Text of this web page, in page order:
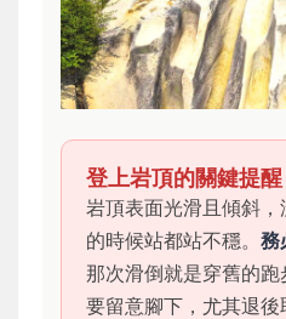
登上岩頂的關鍵提醒
岩頂表面光滑且傾斜
的時候站都站不穩。 務
那次滑倒就是穿舊的
要留意腳下，尤其退